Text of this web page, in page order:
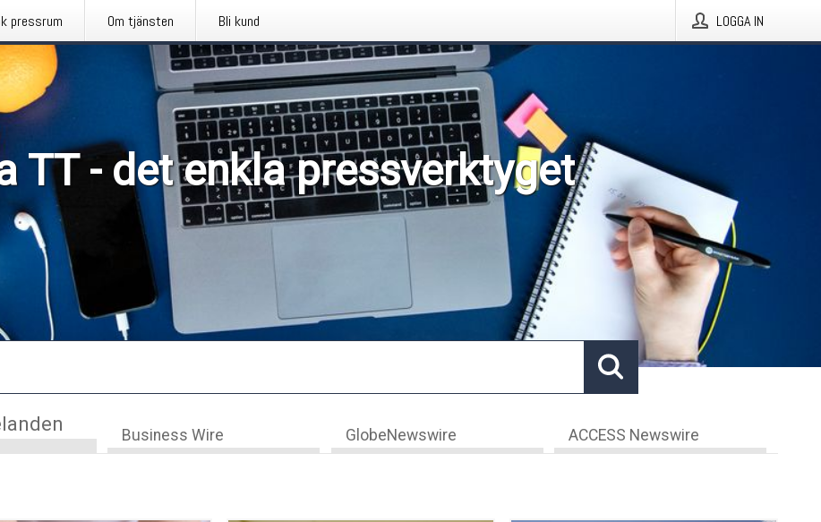
pressrum Om tjänsten Bli kund LOGGA IN
TT - det enkla pressverktyget
Business Wire GlobeNewswire ACCESS Newswire